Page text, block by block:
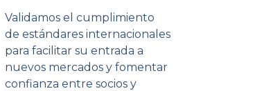
Validamos el cumplimiento
de estándares internacionales
para facilitar su entrada a
nuevos mercados y fomentar
confianza entre socios y